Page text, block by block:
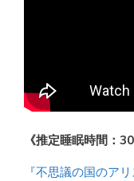
《推定睡眠時間：30
『不思議の国のアリ